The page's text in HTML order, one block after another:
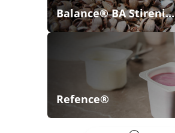
Balance® BA Stireni...
Refence®